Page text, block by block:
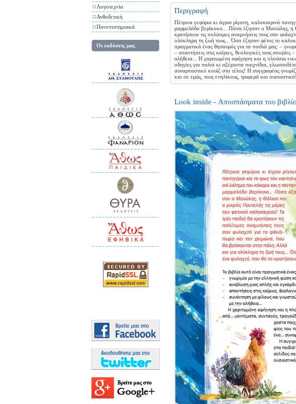
Λογοτεχνία
Ανθοδετική
Πανεπιστημιακά
Οι εκδόσεις μας
Περιγραφή
Πέτρινα γεφύρια κι άγρια ρίγανη, καλοκαιρινά
µαρµελάδα βερίκοκο... Πόσα έζησαν ο Μανώλης, η
κρατήσουν τις πολύτιµες αναµνήσεις τους σαν
ολόκληρη τη ζωή τους... Όσα έζησαν φέτος το
πραγµατικά ένας θησαυρός για τα παιδιά µας: –
– απαντήσεις στις καίριες, θεολογικές τους
αλήθεια... Η χαριτωµένη αφήγηση και η πλούσια
οδηγίες για παλιά κι αξέχαστα παιχνίδια,
συναρπαστικό κουίζ στο τέλος! Η συγγραφέας
και σε εµάς, τους ενηλίκους, τρυφερά και ουσιαστικά!
Look inside - Αποσπάσματα του